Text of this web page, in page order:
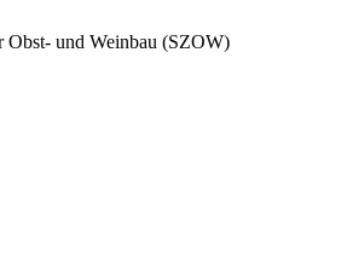
Obst- und Weinbau (SZOW)